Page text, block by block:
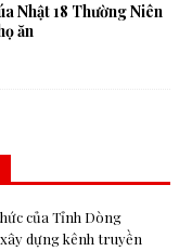
Nhật 18 Thường Niên
ăn
của Tỉnh Dòng
dựng kênh truyền